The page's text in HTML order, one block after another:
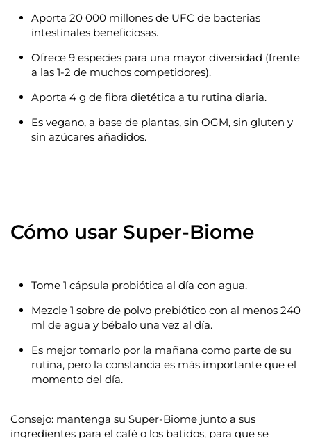
Aporta 20 000 millones de UFC de bacterias
intestinales beneficiosas.
Ofrece 9 especies para una mayor diversidad (frente
a las 1-2 de muchos competidores).
Aporta 4 g de fibra dietética a tu rutina diaria.
Es vegano, a base de plantas, sin OGM, sin gluten y
sin azúcares añadidos.
Cómo usar Super-Biome
Tome 1 cápsula probiótica al día con agua.
Mezcle 1 sobre de polvo prebiótico con al menos 240
ml de agua y bébalo una vez al día.
Es mejor tomarlo por la mañana como parte de su
rutina, pero la constancia es más importante que el
momento del día.
Consejo: mantenga su Super-Biome junto a sus
ingredientes para el café o los batidos, para que se